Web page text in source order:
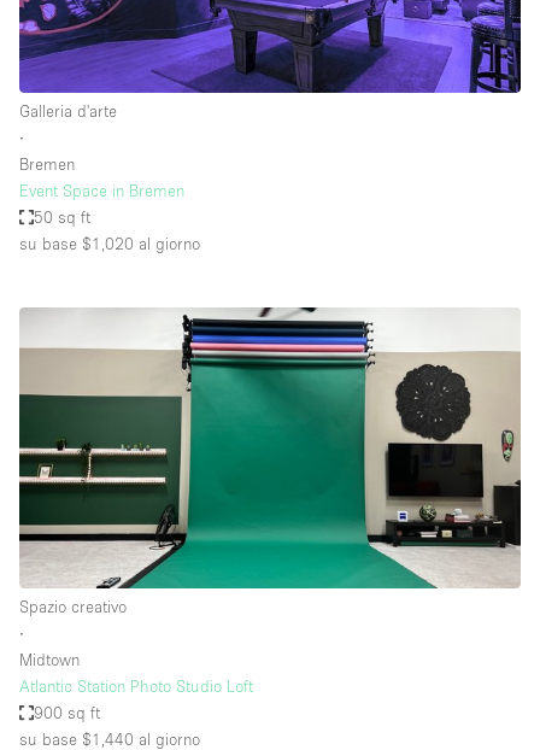
Galleria d'arte
∙
Bremen
Event Space in Bremen
50 sq ft
su base $1,020 al giorno
Spazio creativo
∙
Midtown
Atlantic Station Photo Studio Loft
900 sq ft
su base $1,440 al giorno